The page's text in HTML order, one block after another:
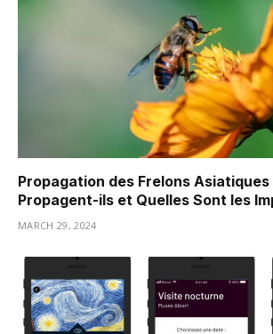
Propagation des Frelons Asiatiques
Propagent-ils et Quelles Sont les
MARCH 29, 2024